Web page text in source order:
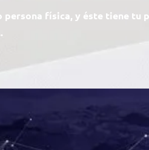
persona física, y éste tiene tu